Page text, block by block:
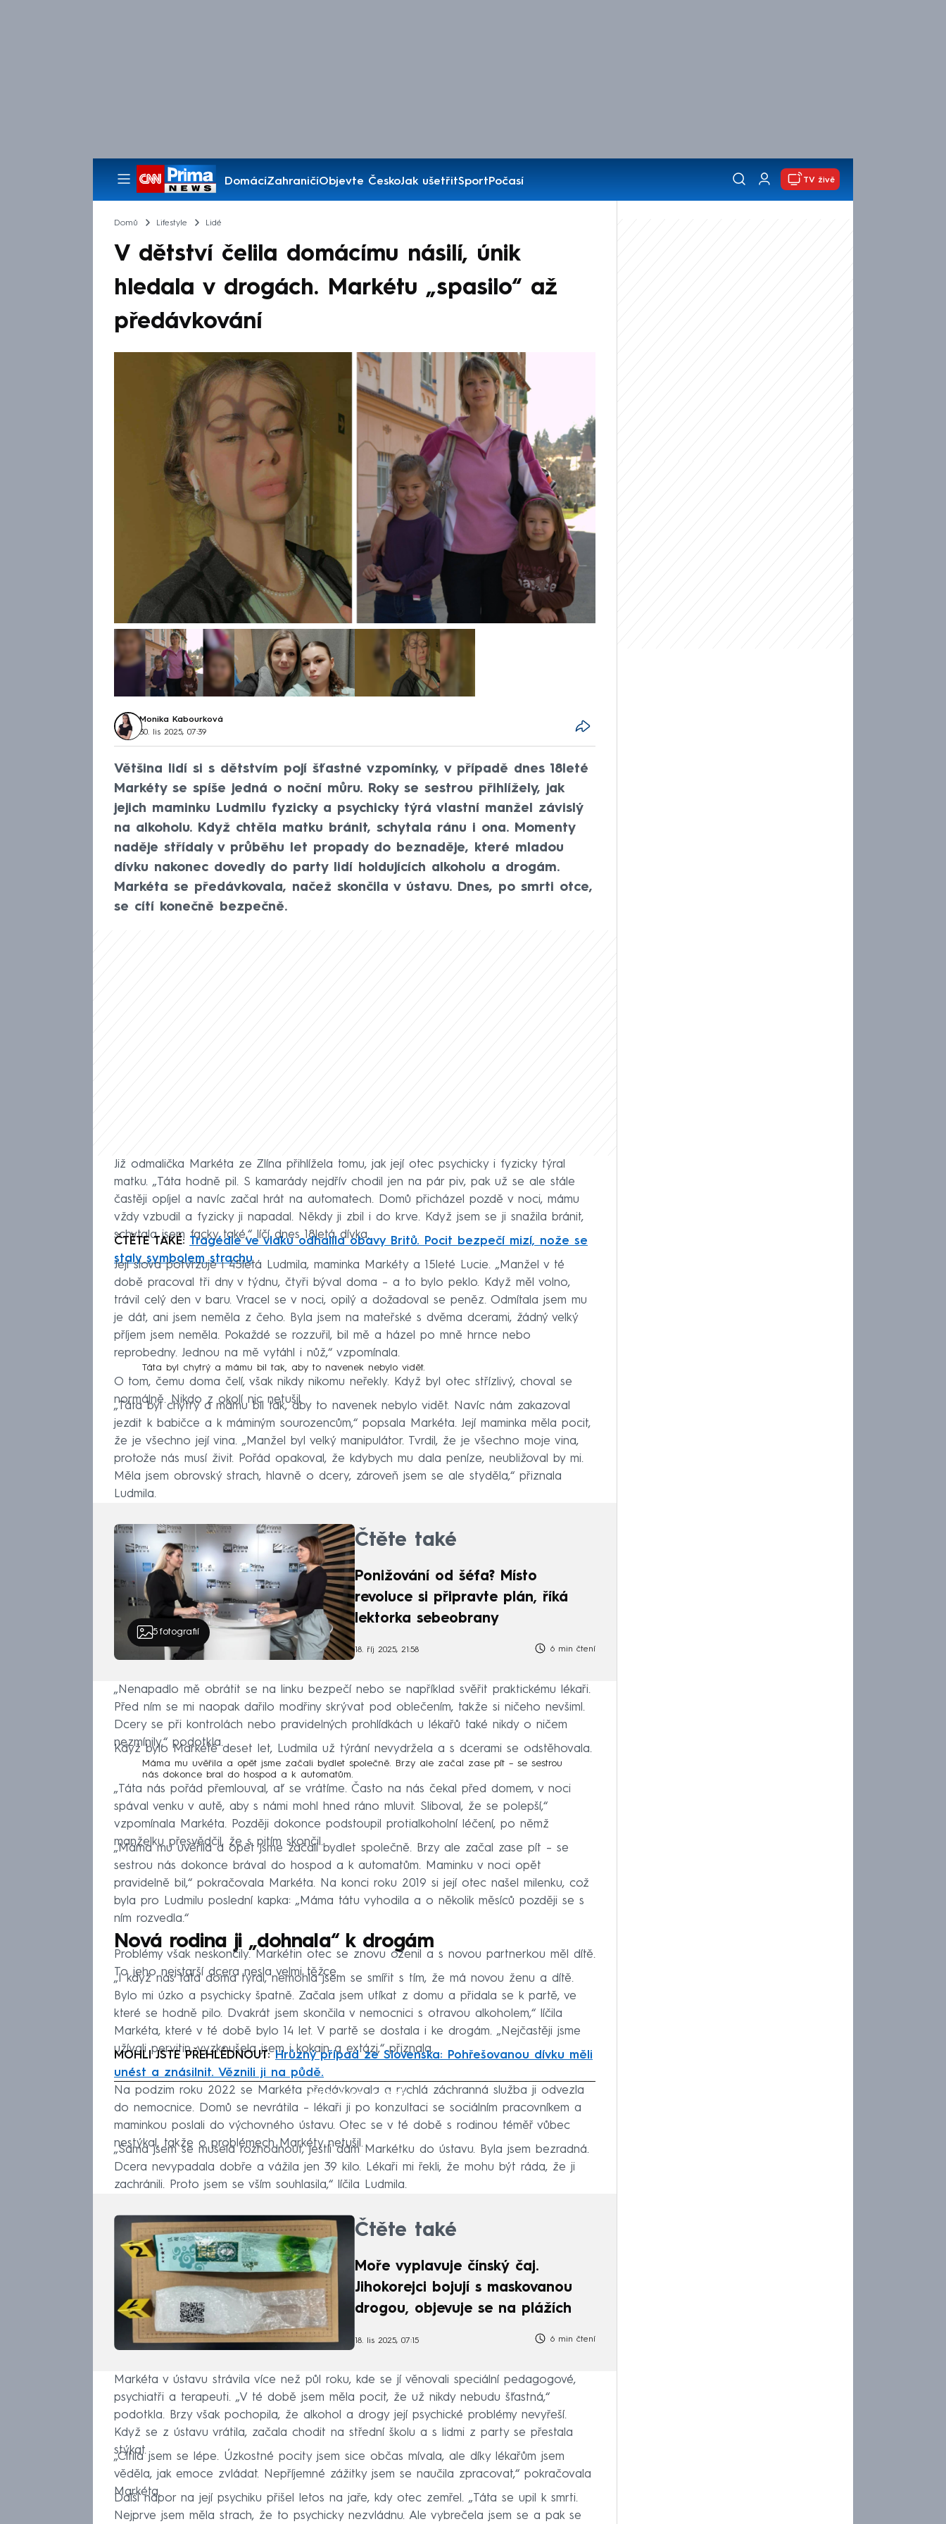
DomácíZahraničíObjevte ČeskoJak ušetřitSportPočasí
Pořady
TV živě
Domů Lifestyle Lidé
V dětství čelila domácímu násilí, únik
hledala v drogách. Markétu „spasilo“ až
předávkování
Monika Kabourková
30. lis 2025, 07:39
Většina lidí si s dětstvím pojí šťastné vzpomínky, v případě dnes 18leté
Markéty se spíše jedná o noční můru. Roky se sestrou přihlížely, jak
jejich maminku Ludmilu fyzicky a psychicky týrá vlastní manžel závislý
na alkoholu. Když chtěla matku bránit, schytala ránu i ona. Momenty
naděje střídaly v průběhu let propady do beznaděje, které mladou
dívku nakonec dovedly do party lidí holdujících alkoholu a drogám.
Markéta se předávkovala, načež skončila v ústavu. Dnes, po smrti otce,
se cítí konečně bezpečně.
Již odmalička Markéta ze Zlína přihlížela tomu, jak její otec psychicky i fyzicky týral
matku. „Táta hodně pil. S kamarády nejdřív chodil jen na pár piv, pak už se ale stále
častěji opíjel a navíc začal hrát na automatech. Domů přicházel pozdě v noci, mámu
vždy vzbudil a fyzicky ji napadal. Někdy ji zbil i do krve. Když jsem se ji snažila bránit,
schytala jsem facky také,“ líčí dnes 18letá dívka.
ČTĚTE TAKÉ: Tragédie ve vlaku odhalila obavy Britů. Pocit bezpečí mizí, nože se
staly symbolem strachu
Její slova potvrzuje i 45letá Ludmila, maminka Markéty a 15leté Lucie. „Manžel v té
době pracoval tři dny v týdnu, čtyři býval doma – a to bylo peklo. Když měl volno,
trávil celý den v baru. Vracel se v noci, opilý a dožadoval se peněz. Odmítala jsem mu
je dát, ani jsem neměla z čeho. Byla jsem na mateřské s dvěma dcerami, žádný velký
příjem jsem neměla. Pokaždé se rozzuřil, bil mě a házel po mně hrnce nebo
reprobedny. Jednou na mě vytáhl i nůž,“ vzpomínala.
Táta byl chytrý a mámu bil tak, aby to navenek nebylo vidět.
O tom, čemu doma čelí, však nikdy nikomu neřekly. Když byl otec střízlivý, choval se
normálně. Nikdo z okolí nic netušil.
„Táta byl chytrý a mámu bil tak, aby to navenek nebylo vidět. Navíc nám zakazoval
jezdit k babičce a k máminým sourozencům,“ popsala Markéta. Její maminka měla pocit,
že je všechno její vina. „Manžel byl velký manipulátor. Tvrdil, že je všechno moje vina,
protože nás musí živit. Pořád opakoval, že kdybych mu dala peníze, neubližoval by mi.
Měla jsem obrovský strach, hlavně o dcery, zároveň jsem se ale styděla,“ přiznala
Ludmila.
5fotografií
Čtěte také
Ponižování od šéfa? Místo
revoluce si připravte plán, říká
lektorka sebeobrany
18. říj 2025, 21:58 6 min čtení
„Nenapadlo mě obrátit se na linku bezpečí nebo se například svěřit praktickému lékaři.
Před ním se mi naopak dařilo modřiny skrývat pod oblečením, takže si ničeho nevšiml.
Dcery se při kontrolách nebo pravidelných prohlídkách u lékařů také nikdy o ničem
nezmínily,“ podotkla.
Když bylo Markétě deset let, Ludmila už týrání nevydržela a s dcerami se odstěhovala.
Máma mu uvěřila a opět jsme začali bydlet společně. Brzy ale začal zase pít – se sestrou
nás dokonce bral do hospod a k automatům.
„Táta nás pořád přemlouval, ať se vrátíme. Často na nás čekal před domem, v noci
spával venku v autě, aby s námi mohl hned ráno mluvit. Sliboval, že se polepší,“
vzpomínala Markéta. Později dokonce podstoupil protialkoholní léčení, po němž
manželku přesvědčil, že s pitím skončil.
„Máma mu uvěřila a opět jsme začali bydlet společně. Brzy ale začal zase pít – se
sestrou nás dokonce brával do hospod a k automatům. Maminku v noci opět
pravidelně bil,“ pokračovala Markéta. Na konci roku 2019 si její otec našel milenku, což
byla pro Ludmilu poslední kapka: „Máma tátu vyhodila a o několik měsíců později se s
ním rozvedla.“
Nová rodina ji „dohnala“ k drogám
Problémy však neskončily. Markétin otec se znovu oženil a s novou partnerkou měl dítě.
To jeho nejstarší dcera nesla velmi těžce.
„I když nás táta doma týral, nemohla jsem se smířit s tím, že má novou ženu a dítě.
Bylo mi úzko a psychicky špatně. Začala jsem utíkat z domu a přidala se k partě, ve
které se hodně pilo. Dvakrát jsem skončila v nemocnici s otravou alkoholem,“ líčila
Markéta, které v té době bylo 14 let. V partě se dostala i ke drogám. „Nejčastěji jsme
užívali pervitin, vyzkoušela jsem i kokain a extázi,“ přiznala.
MOHLI JSTE PŘEHLÉDNOUT:Hrůzný případ ze Slovenska: Pohřešovanou dívku měli
unést a znásilnit. Věznili ji na půdě.
Failed to fetch
Na podzim roku 2022 se Markéta předávkovala a rychlá záchranná služba ji odvezla
do nemocnice. Domů se nevrátila – lékaři ji po konzultaci se sociálním pracovníkem a
maminkou poslali do výchovného ústavu. Otec se v té době s rodinou téměř vůbec
nestýkal, takže o problémech Markéty netušil.
„Sama jsem se musela rozhodnout, jestli dám Markétku do ústavu. Byla jsem bezradná.
Dcera nevypadala dobře a vážila jen 39 kilo. Lékaři mi řekli, že mohu být ráda, že ji
zachránili. Proto jsem se vším souhlasila,“ líčila Ludmila.
Čtěte také
Moře vyplavuje čínský čaj.
Jihokorejci bojují s maskovanou
drogou, objevuje se na plážích
18. lis 2025, 07:15 6 min čtení
Markéta v ústavu strávila více než půl roku, kde se jí věnovali speciální pedagogové,
psychiatři a terapeuti. „V té době jsem měla pocit, že už nikdy nebudu šťastná,“
podotkla. Brzy však pochopila, že alkohol a drogy její psychické problémy nevyřeší.
Když se z ústavu vrátila, začala chodit na střední školu a s lidmi z party se přestala
stýkat.
„Cítila jsem se lépe. Úzkostné pocity jsem sice občas mívala, ale díky lékařům jsem
věděla, jak emoce zvládat. Nepříjemné zážitky jsem se naučila zpracovat,“ pokračovala
Markéta.
Další nápor na její psychiku přišel letos na jaře, kdy otec zemřel. „Táta se upil k smrti.
Nejprve jsem měla strach, že to psychicky nezvládnu. Ale vybrečela jsem se a pak se